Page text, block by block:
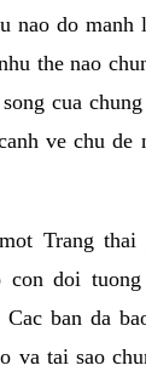
nao do manh
the nao
cua
ve chu de
Trang thai
con doi
ban da
va tai sao